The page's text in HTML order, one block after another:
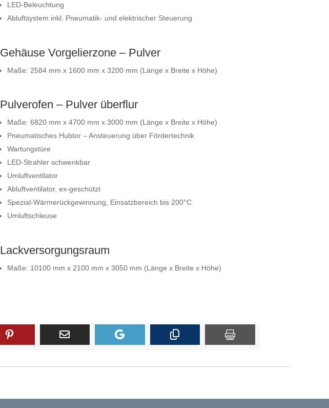
LED-Beleuchtung
Abluftsystem inkl. Pneumatik- und elektrischer Steuerung
Gehäuse Vorgelierzone – Pulver
Maße: 2584 mm x 1600 mm x 3200 mm (Länge x Breite x Höhe)
Pulverofen – Pulver überflur
Maße: 6820 mm x 4700 mm x 3000 mm (Länge x Breite x Höhe)
Pneumatisches Hubtor – Ansteuerung über Fördertechnik
Wartungstüre
LED-Strahler schwenkbar
Umluftventilator
Abluftventilator, ex-geschützt
Spezial-Wärmerückgewinnung, Einsatzbereich bis 200°C
Umluftschleuse
Lackversorgungsraum
Maße: 10100 mm x 2100 mm x 3050 mm (Länge x Breite x Höhe)